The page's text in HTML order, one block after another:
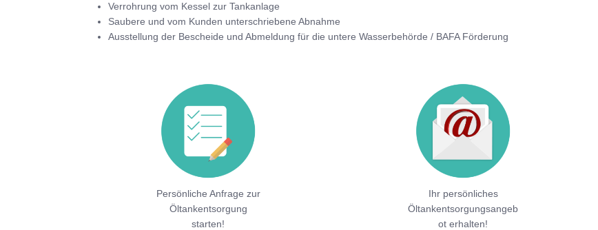
Verrohrung vom Kessel zur Tankanlage
Saubere und vom Kunden unterschriebene Abnahme
Ausstellung der Bescheide und Abmeldung für die untere Wasserbehörde / BAFA Förderung
Persönliche Anfrage zur
Öltankentsorgung
starten!
Ihr persönliches
Öltankentsorgungsangeb
ot erhalten!